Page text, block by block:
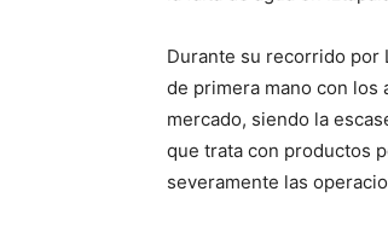
Durante su recorrido por
de primera mano con los
mercado, siendo la
que trata con productos
severamente las